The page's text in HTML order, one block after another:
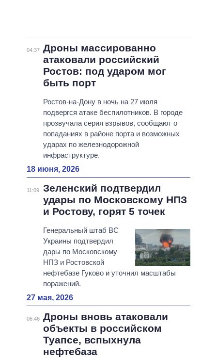
04:37 Дроны массированно
атаковали российский
Ростов: под ударом мог
быть порт
Ростов-на-Дону в ночь на 27 июля
подвергся атаке беспилотников. В городе
прозвучала серия взрывов, сообщают о
попаданиях в районе порта и возможных
ударах по железнодорожной
инфраструктуре.
18 июня, 2026
11:09
Зеленский подтвердил
удары по Московскому НПЗ
и Ростову, горят 5 точек
Генеральный штаб ВС
Украины подтвердил
дары по Московскому
НПЗ и Ростовской
нефтебазе Гуково и уточнил масштабы
поражений.
27 мая, 2026
06:46 Дроны вновь атаковали
объекты в российском
Туапсе, вспыхнула
нефтебаза